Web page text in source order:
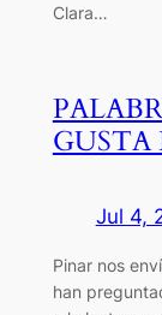
Clara…
GUSTA
Jul 4,
Pinar nos
han